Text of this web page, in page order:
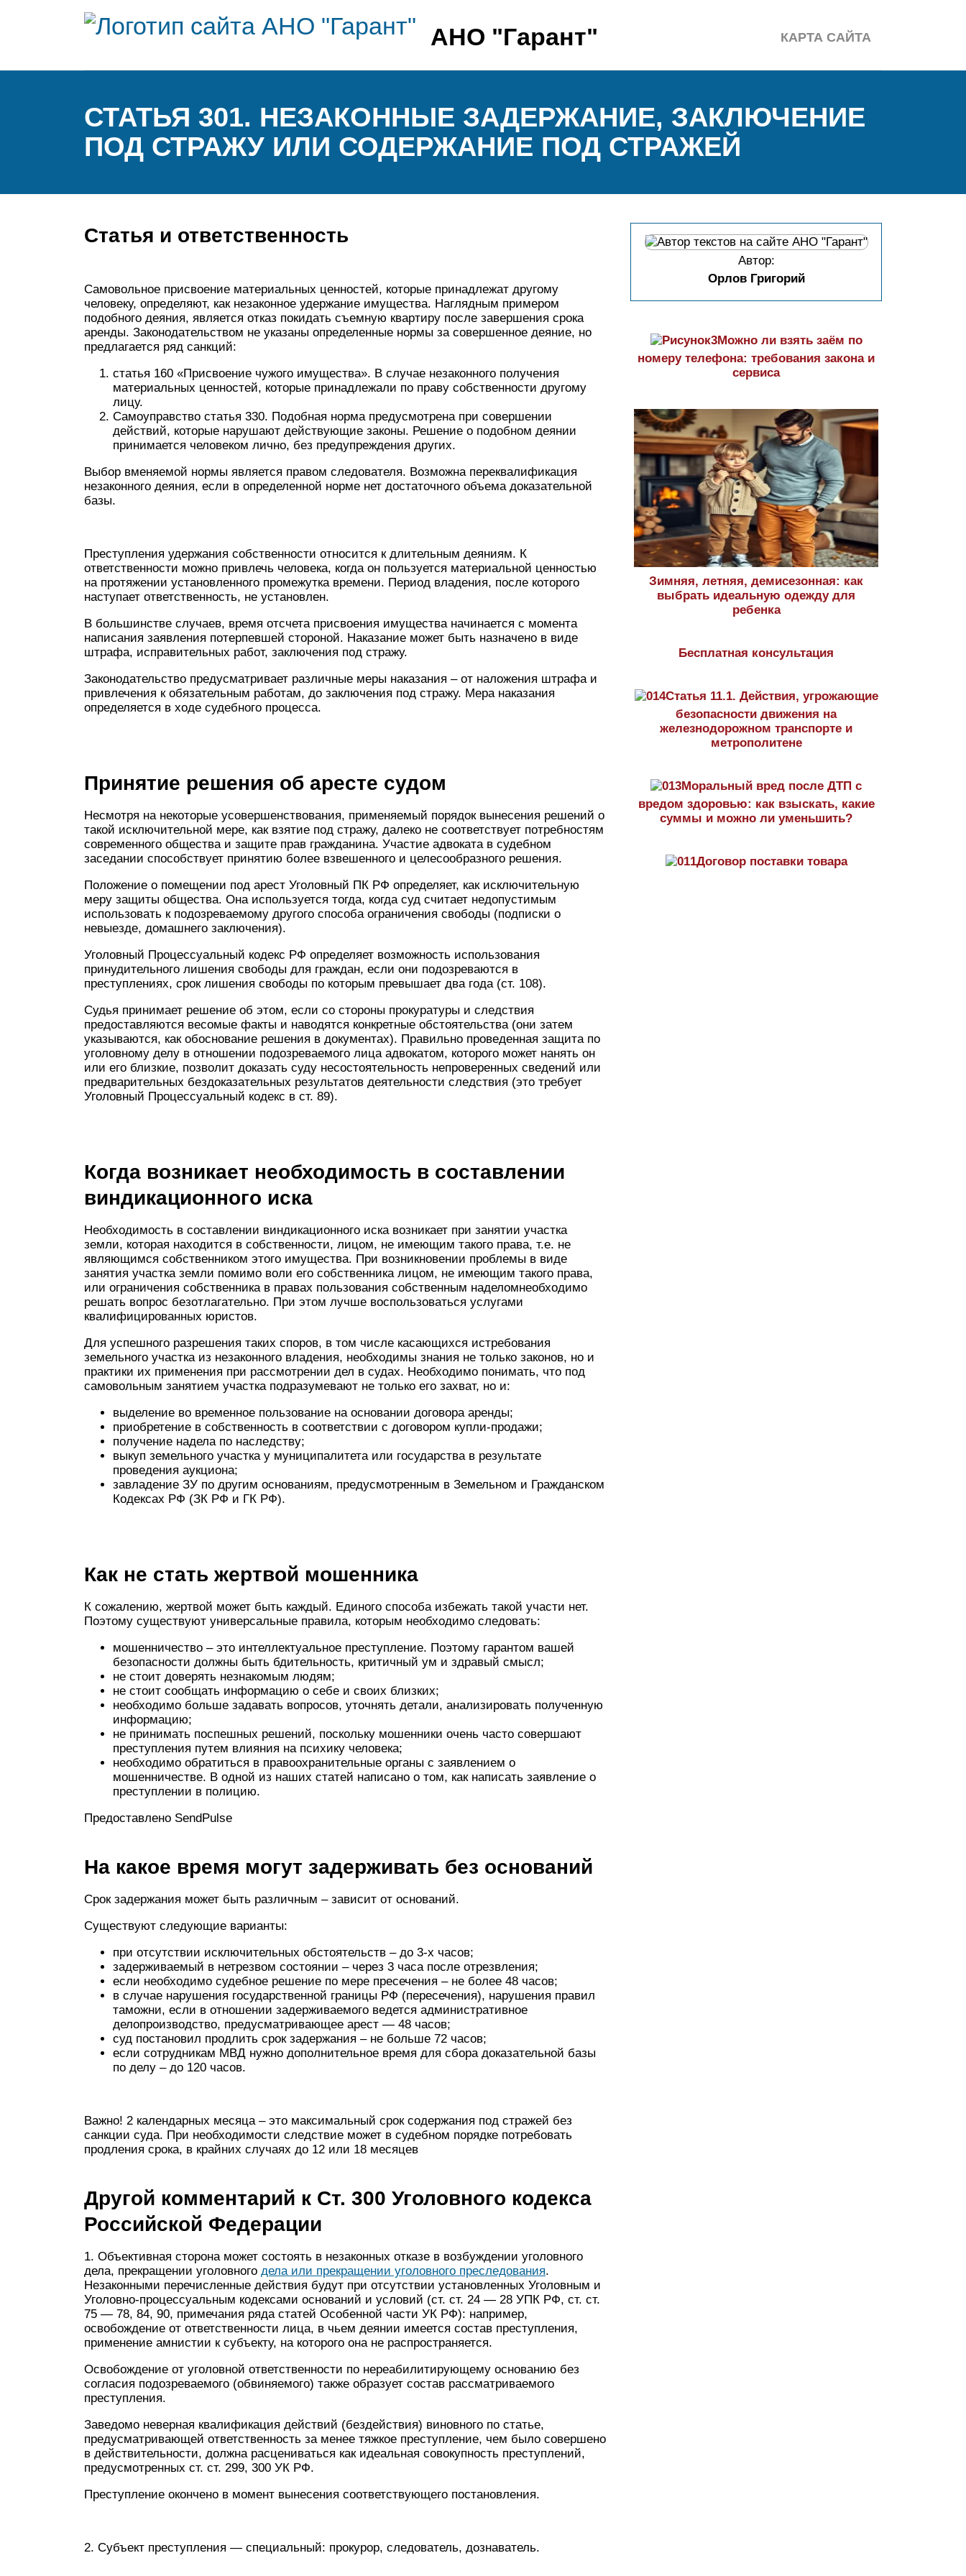
АНО "Гарант" КАРТА САЙТА
СТАТЬЯ 301. НЕЗАКОННЫЕ ЗАДЕРЖАНИЕ, ЗАКЛЮЧЕНИЕ
ПОД СТРАЖУ ИЛИ СОДЕРЖАНИЕ ПОД СТРАЖЕЙ
Статья и ответственность
Самовольное присвоение материальных ценностей, которые принадлежат другому
человеку, определяют, как незаконное удержание имущества. Наглядным примером
подобного деяния, является отказ покидать съемную квартиру после завершения срока
аренды. Законодательством не указаны определенные нормы за совершенное деяние, но
предлагается ряд санкций:
статья 160 «Присвоение чужого имущества». В случае незаконного получения
материальных ценностей, которые принадлежали по праву собственности другому
лицу.
Самоуправство статья 330. Подобная норма предусмотрена при совершении
действий, которые нарушают действующие законы. Решение о подобном деянии
принимается человеком лично, без предупреждения других.
Выбор вменяемой нормы является правом следователя. Возможна переквалификация
незаконного деяния, если в определенной норме нет достаточного объема доказательной
базы.
Преступления удержания собственности относится к длительным деяниям. К
ответственности можно привлечь человека, когда он пользуется материальной ценностью
на протяжении установленного промежутка времени. Период владения, после которого
наступает ответственность, не установлен.
В большинстве случаев, время отсчета присвоения имущества начинается с момента
написания заявления потерпевшей стороной. Наказание может быть назначено в виде
штрафа, исправительных работ, заключения под стражу.
Законодательство предусматривает различные меры наказания – от наложения штрафа и
привлечения к обязательным работам, до заключения под стражу. Мера наказания
определяется в ходе судебного процесса.
Принятие решения об аресте судом
Несмотря на некоторые усовершенствования, применяемый порядок вынесения решений о
такой исключительной мере, как взятие под стражу, далеко не соответствует потребностям
современного общества и защите прав гражданина. Участие адвоката в судебном
заседании способствует принятию более взвешенного и целесообразного решения.
Положение о помещении под арест Уголовный ПК РФ определяет, как исключительную
меру защиты общества. Она используется тогда, когда суд считает недопустимым
использовать к подозреваемому другого способа ограничения свободы (подписки о
невыезде, домашнего заключения).
Уголовный Процессуальный кодекс РФ определяет возможность использования
принудительного лишения свободы для граждан, если они подозреваются в
преступлениях, срок лишения свободы по которым превышает два года (ст. 108).
Судья принимает решение об этом, если со стороны прокуратуры и следствия
предоставляются весомые факты и наводятся конкретные обстоятельства (они затем
указываются, как обоснование решения в документах). Правильно проведенная защита по
уголовному делу в отношении подозреваемого лица адвокатом, которого может нанять он
или его близкие, позволит доказать суду несостоятельность непроверенных сведений или
предварительных бездоказательных результатов деятельности следствия (это требует
Уголовный Процессуальный кодекс в ст. 89).
Когда возникает необходимость в составлении
виндикационного иска
Необходимость в составлении виндикационного иска возникает при занятии участка
земли, которая находится в собственности, лицом, не имеющим такого права, т.е. не
являющимся собственником этого имущества. При возникновении проблемы в виде
занятия участка земли помимо воли его собственника лицом, не имеющим такого права,
или ограничения собственника в правах пользования собственным наделомнеобходимо
решать вопрос безотлагательно. При этом лучше воспользоваться услугами
квалифицированных юристов.
Для успешного разрешения таких споров, в том числе касающихся истребования
земельного участка из незаконного владения, необходимы знания не только законов, но и
практики их применения при рассмотрении дел в судах. Необходимо понимать, что под
самовольным занятием участка подразумевают не только его захват, но и:
выделение во временное пользование на основании договора аренды;
приобретение в собственность в соответствии с договором купли-продажи;
получение надела по наследству;
выкуп земельного участка у муниципалитета или государства в результате
проведения аукциона;
завладение ЗУ по другим основаниям, предусмотренным в Земельном и Гражданском
Кодексах РФ (ЗК РФ и ГК РФ).
Как не стать жертвой мошенника
К сожалению, жертвой может быть каждый. Единого способа избежать такой участи нет.
Поэтому существуют универсальные правила, которым необходимо следовать:
мошенничество – это интеллектуальное преступление. Поэтому гарантом вашей
безопасности должны быть бдительность, критичный ум и здравый смысл;
не стоит доверять незнакомым людям;
не стоит сообщать информацию о себе и своих близких;
необходимо больше задавать вопросов, уточнять детали, анализировать полученную
информацию;
не принимать поспешных решений, поскольку мошенники очень часто совершают
преступления путем влияния на психику человека;
необходимо обратиться в правоохранительные органы с заявлением о
мошенничестве. В одной из наших статей написано о том, как написать заявление о
преступлении в полицию.
Предоставлено SendPulse
На какое время могут задерживать без оснований
Срок задержания может быть различным – зависит от оснований.
Существуют следующие варианты:
при отсутствии исключительных обстоятельств – до 3-х часов;
задерживаемый в нетрезвом состоянии – через 3 часа после отрезвления;
если необходимо судебное решение по мере пресечения – не более 48 часов;
в случае нарушения государственной границы РФ (пересечения), нарушения правил
таможни, если в отношении задерживаемого ведется административное
делопроизводство, предусматривающее арест — 48 часов;
суд постановил продлить срок задержания – не больше 72 часов;
если сотрудникам МВД нужно дополнительное время для сбора доказательной базы
по делу – до 120 часов.
Важно! 2 календарных месяца – это максимальный срок содержания под стражей без
санкции суда. При необходимости следствие может в судебном порядке потребовать
продления срока, в крайних случаях до 12 или 18 месяцев
Другой комментарий к Ст. 300 Уголовного кодекса
Российской Федерации
1. Объективная сторона может состоять в незаконных отказе в возбуждении уголовного
дела, прекращении уголовного дела или прекращении уголовного преследования.
Незаконными перечисленные действия будут при отсутствии установленных Уголовным и
Уголовно-процессуальным кодексами оснований и условий (ст. ст. 24 — 28 УПК РФ, ст. ст.
75 — 78, 84, 90, примечания ряда статей Особенной части УК РФ): например,
освобождение от ответственности лица, в чьем деянии имеется состав преступления,
применение амнистии к субъекту, на которого она не распространяется.
Освобождение от уголовной ответственности по нереабилитирующему основанию без
согласия подозреваемого (обвиняемого) также образует состав рассматриваемого
преступления.
Заведомо неверная квалификация действий (бездействия) виновного по статье,
предусматривающей ответственность за менее тяжкое преступление, чем было совершено
в действительности, должна расцениваться как идеальная совокупность преступлений,
предусмотренных ст. ст. 299, 300 УК РФ.
Преступление окончено в момент вынесения соответствующего постановления.
2. Субъект преступления — специальный: прокурор, следователь, дознаватель.
Автор:
Орлов Григорий
Можно ли взять заём по
номеру телефона: требования закона и
сервиса
Зимняя, летняя, демисезонная: как
выбрать идеальную одежду для
ребенка
Бесплатная консультация
Статья 11.1. Действия, угрожающие
безопасности движения на
железнодорожном транспорте и
метрополитене
Моральный вред после ДТП с
вредом здоровью: как взыскать, какие
суммы и можно ли уменьшить?
Договор поставки товара